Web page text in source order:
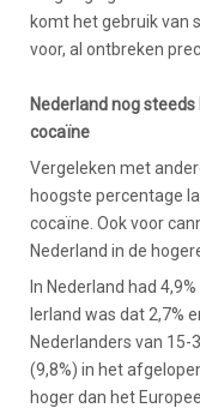
komt het gebruik van
voor, al ontbreken
Nederland nog
cocaïne
Vergeleken met
hoogste percentage
cocaïne. Ook voor
Nederland in de
In Nederland had
Ierland was dat 2,7%
Nederlanders van 15-
(9,8%) in het
hoger dan het